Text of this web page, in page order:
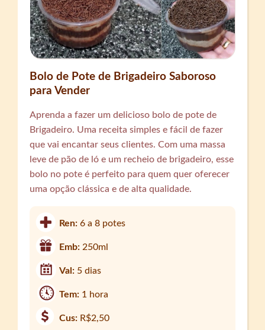
Bolo de Pote de Brigadeiro Saboroso
para Vender
Aprenda a fazer um delicioso bolo de pote de
Brigadeiro. Uma receita simples e fácil de fazer
que vai encantar seus clientes. Com uma massa
leve de pão de ló e um recheio de brigadeiro, esse
bolo no pote é perfeito para quem quer oferecer
uma opção clássica e de alta qualidade.
Ren:6 a 8 potes
Emb:250ml
Val: 5 dias
Tem: 1 hora
Cus: R$2,50